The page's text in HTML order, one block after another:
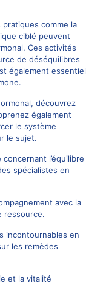
pratiques comme la
ciblé peuvent
Ces activités
de déséquilibres
également essentiel
découvrez
également
le système
le sujet.
l’équilibre
spécialistes en
avec la
ressource.
incontournables en
les remèdes
et la vitalité